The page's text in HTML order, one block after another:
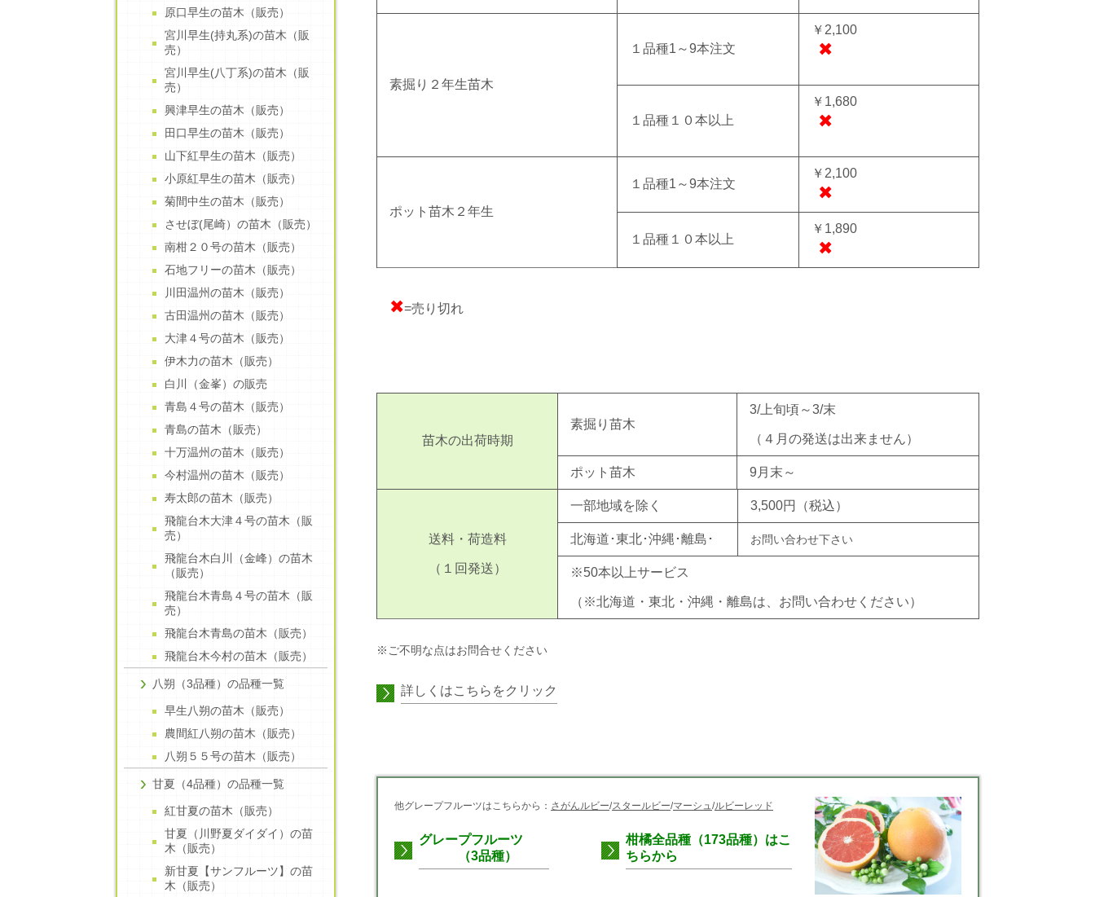
素掘り２年生苗木
１品種1～9本注文
￥2,100
✖
１品種１０本以上
￥1,680
✖
ポット苗木２年生
１品種1～9本注文
￥2,100
✖
１品種１０本以上
￥1,890
✖
✖=売り切れ
苗木の出荷時期
素掘り苗木
3/上旬頃～3/末
（４月の発送は出来ません）
ポット苗木 9月末～
送料・荷造料
（１回発送）
一部地域を除く 3,500円 （税込）
北海道･東北･沖縄･離島･ お問い合わせ下さい
※50本以上サービス
（※北海道・東北・沖縄・離島は、お問い合わせください）
※ご不明な点はお問合せください
詳しくはこちらをクリック
他グレープフルーツはこちらから： さがんルビー/スタールビー/マーシュ/ルビーレッド
グレープフルーツ
（3品種）
柑橘全品種（173品種）はこ
ちらから
原口早生の苗木（販売）
宮川早生(持丸系)の苗木（販
売）
宮川早生(八丁系)の苗木（販
売）
興津早生の苗木（販売）
田口早生の苗木（販売）
山下紅早生の苗木（販売）
小原紅早生の苗木（販売）
菊間中生の苗木（販売）
させぼ(尾崎）の苗木（販売）
南柑２０号の苗木（販売）
石地フリーの苗木（販売）
川田温州の苗木（販売）
古田温州の苗木（販売）
大津４号の苗木（販売）
伊木力の苗木（販売）
白川（金峯）の販売
青島４号の苗木（販売）
青島の苗木（販売）
十万温州の苗木（販売）
今村温州の苗木（販売）
寿太郎の苗木（販売）
飛龍台木大津４号の苗木（販
売）
飛龍台木白川（金峰）の苗木
（販売）
飛龍台木青島４号の苗木（販
売）
飛龍台木青島の苗木（販売）
飛龍台木今村の苗木（販売）
八朔（3品種）の品種一覧
早生八朔の苗木（販売）
農間紅八朔の苗木（販売）
八朔５５号の苗木（販売）
甘夏（4品種）の品種一覧
紅甘夏の苗木（販売）
甘夏（川野夏ダイダイ）の苗
木（販売）
新甘夏【サンフルーツ】の苗
木（販売）